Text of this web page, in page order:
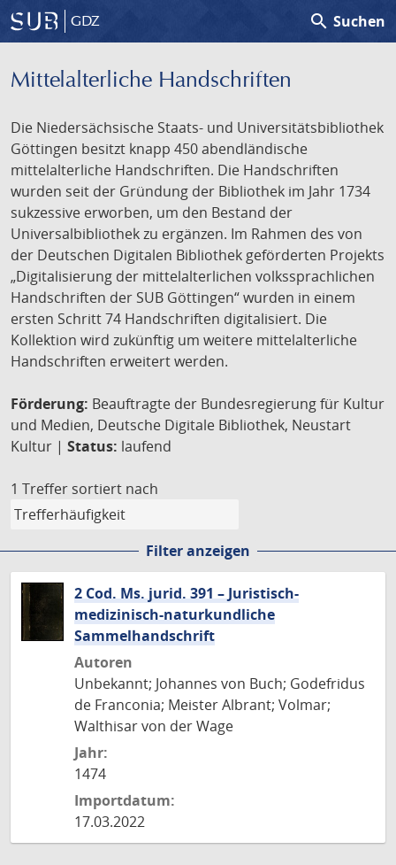
GDZ search Suchen
Mittelalterliche Handschriften
Die Niedersächsische Staats- und Universitätsbibliothek
Göttingen besitzt knapp 450 abendländische
mittelalterliche Handschriften. Die Handschriften
wurden seit der Gründung der Bibliothek im Jahr 1734
sukzessive erworben, um den Bestand der
Universalbibliothek zu ergänzen. Im Rahmen des von
der Deutschen Digitalen Bibliothek geförderten Projekts
„Digitalisierung der mittelalterlichen volkssprachlichen
Handschriften der SUB Göttingen“ wurden in einem
ersten Schritt 74 Handschriften digitalisiert. Die
Kollektion wird zukünftig um weitere mittelalterliche
Handschriften erweitert werden.
Förderung: Beauftragte der Bundesregierung für Kultur
und Medien, Deutsche Digitale Bibliothek, Neustart
Kultur | Status: laufend
1 Treffer sortiert nach
Filter anzeigen
2 Cod. Ms. jurid. 391 – Juristisch-
medizinisch-naturkundliche
Sammelhandschrift
Autoren
Unbekannt; Johannes von Buch; Godefridus
de Franconia; Meister Albrant; Volmar;
Walthisar von der Wage
Jahr:
1474
Importdatum:
17.03.2022